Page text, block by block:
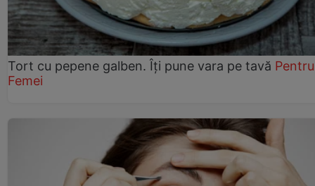
Tort cu pepene galben. Îți pune vara pe tavă Pentru
Femei